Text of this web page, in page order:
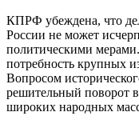
КПРФ убеждена, что
России не может
политическими мерами.
потребность крупных
Вопросом
решительный поворот
широких народных